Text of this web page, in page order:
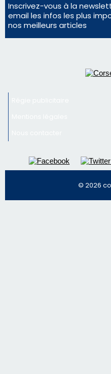
Inscrivez-vous à la
email les infos les plus
nos meilleurs articles
© 2026